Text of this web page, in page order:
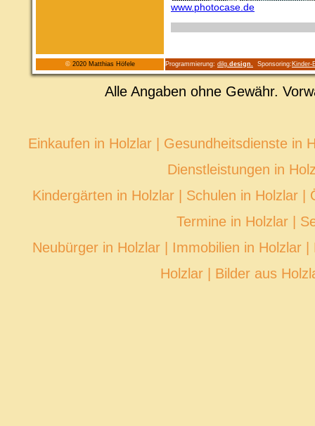
www.photocase.de
©2020Matthias Höfele Programmierung: dilg.design. Sponsoring: Kinder-
Alle Angaben ohne Gewähr.
Einkaufen in Holzlar
Gesundheitsdienste in
Dienstleistungen in
Kindergärten in Holzlar| Schulen in Holzlar|
Termine in Holzlar
Neubürger in Holzlar| Immobilien in Holzlar|
Holzlar| Bilder aus